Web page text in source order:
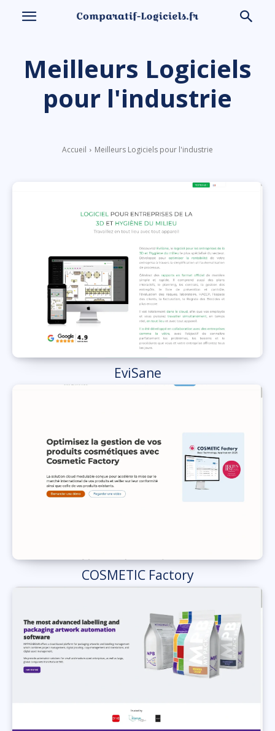
Meilleurs Logiciels
pour l'industrie
Accueil Meilleurs Logiciels pour l'industrie
EviSane
COSMETIC Factory